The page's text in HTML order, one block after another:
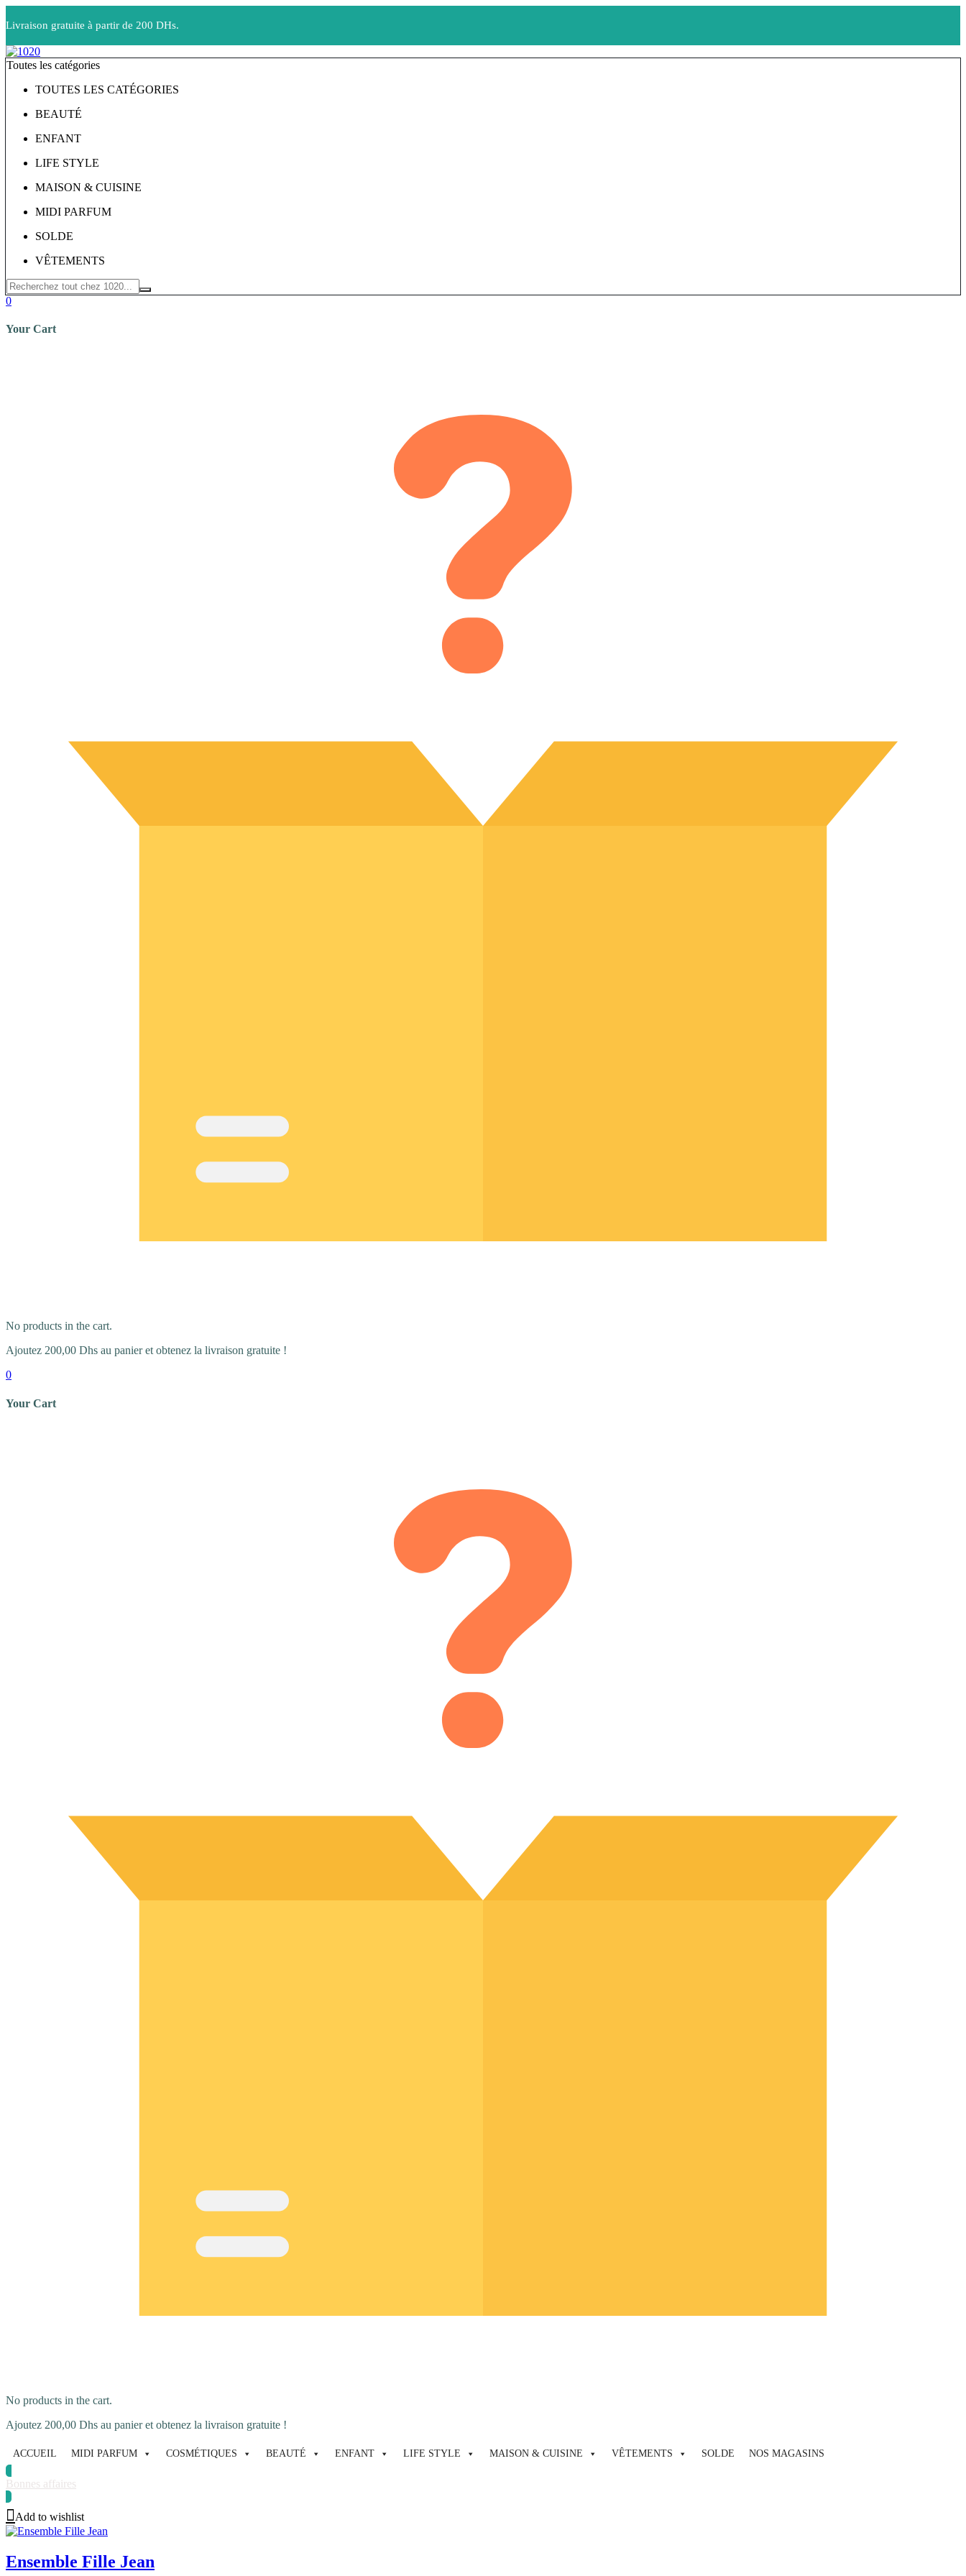
Livraison gratuite à partir de 200 DHs.
Toutes les catégories
TOUTES LES CATÉGORIES
BEAUTÉ
ENFANT
LIFE STYLE
MAISON & CUISINE
MIDI PARFUM
SOLDE
VÊTEMENTS
0
Your Cart
No products in the cart.
Ajoutez 200,00 Dhs au panier et obtenez la livraison gratuite !
0
Your Cart
No products in the cart.
Ajoutez 200,00 Dhs au panier et obtenez la livraison gratuite !
ACCUEIL MIDI PARFUM COSMÉTIQUES BEAUTÉ ENFANT LIFE STYLE MAISON & CUISINE VÊTEMENTS SOLDE NOS MAGASINS
Bonnes affaires
Add to wishlist
Ensemble Fille Jean